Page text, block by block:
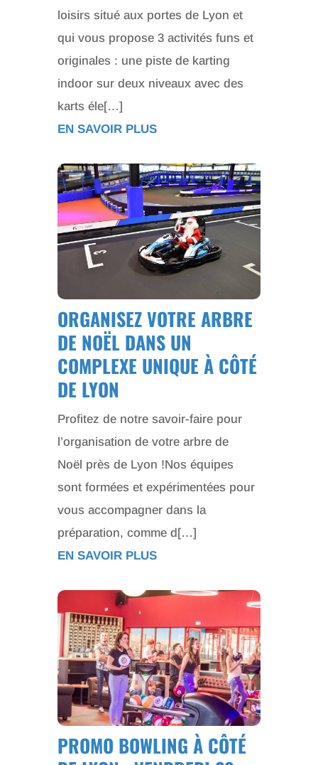
loisirs situé aux portes de Lyon et
qui vous propose 3 activités funs et
originales : une piste de karting
indoor sur deux niveaux avec des
karts éle[…]
EN SAVOIR PLUS
ORGANISEZ VOTRE ARBRE
DE NOËL DANS UN
COMPLEXE UNIQUE À CÔTÉ
DE LYON
Profitez de notre savoir-faire pour
l’organisation de votre arbre de
Noël près de Lyon !Nos équipes
sont formées et expérimentées pour
vous accompagner dans la
préparation, comme d[…]
EN SAVOIR PLUS
PROMO BOWLING À CÔTÉ